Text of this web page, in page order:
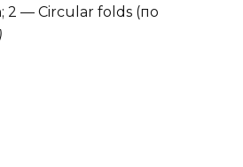
2 — Circular folds (по